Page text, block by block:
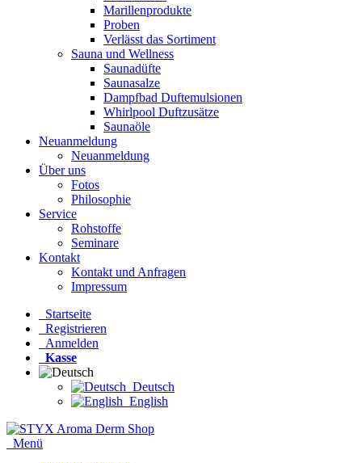
Marillenprodukte
Proben
Verlässt das Sortiment
Sauna und Wellness
Saunadüfte
Saunasalze
Dampfbad Duftemulsionen
Whirlpool Duftzusätze
Saunaöle
Neuanmeldung
Neuanmeldung
Über uns
Fotos
Philosophie
Service
Rohstoffe
Seminare
Kontakt
Kontakt und Anfragen
Impressum
Startseite
Registrieren
Anmelden
Kasse
Deutsch
English
Menü